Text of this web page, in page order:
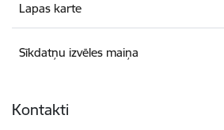
Lapas karte
Sīkdatņu izvēles maiņa
Kontakti